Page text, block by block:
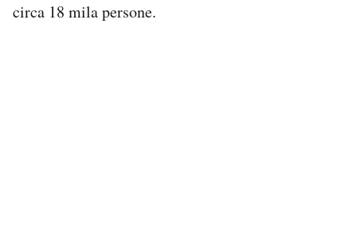
circa 18 mila persone.